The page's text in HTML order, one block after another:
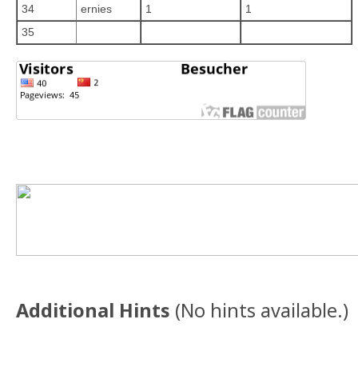
34
ernies 1
1
35
Additional Hints (No hints available.)